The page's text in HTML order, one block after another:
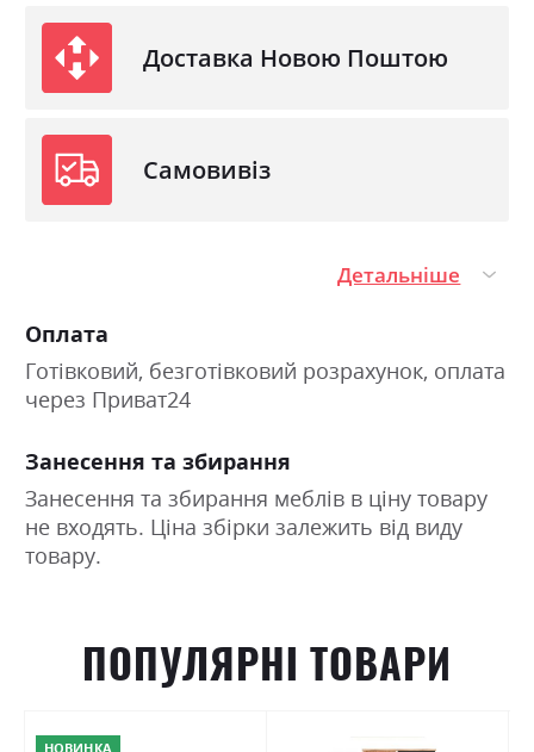
Доставка Новою Поштою
Самовивіз
Детальніше
Оплата
Готівковий, безготівковий розрахунок, оплата
через Приват24
Занесення та збирання
Занесення та збирання меблів в ціну товару
не входять. Ціна збірки залежить від виду
товару.
ПОПУЛЯРНІ ТОВАРИ
НОВИНКА